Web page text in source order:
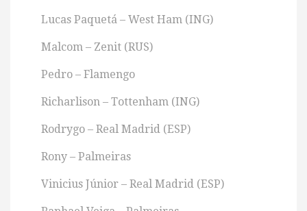
Lucas Paquetá – West Ham (ING)
Malcom – Zenit (RUS)
Pedro – Flamengo
Richarlison – Tottenham (ING)
Rodrygo – Real Madrid (ESP)
Rony – Palmeiras
Vinicius Júnior – Real Madrid (ESP)